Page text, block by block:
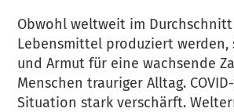
Obwohl weltweit im Durchschnitt
Lebensmittel produziert werden,
und Armut für eine wachsende
Menschen trauriger Alltag.
Situation stark verschärft.